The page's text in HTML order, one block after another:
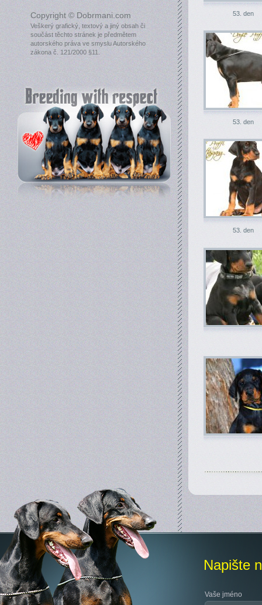
Copyright © Dobrmani.com
Veškerý grafický, textový a jiný obsah či
součást těchto stránek je předmětem
autorského práva ve smyslu Autorského
zákona č. 121/2000 §11.
53. den
53. den
53. den
Napište
Vaše jméno